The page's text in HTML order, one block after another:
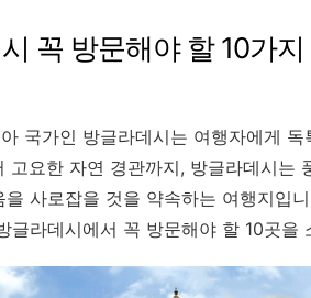
꼭 방문해야 할 10가지
국가인 방글라데시는 여행자에게
고요한 자연 경관까지, 방글라데시는
사로잡을 것을 약속하는 여행지입
글라데시에서 꼭 방문해야 할 10곳을